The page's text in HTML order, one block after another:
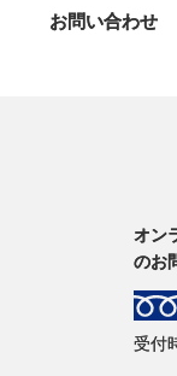
お問い合わせ
オン
のお
受付